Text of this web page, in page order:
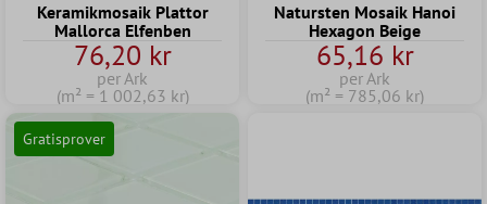
Keramikmosaik Plattor
Mallorca Elfenben
76,20 kr
per Ark
(m² = 1 002,63 kr)
Natursten Mosaik Hanoi
Hexagon Beige
65,16 kr
per Ark
(m² = 785,06 kr)
Gratisprover